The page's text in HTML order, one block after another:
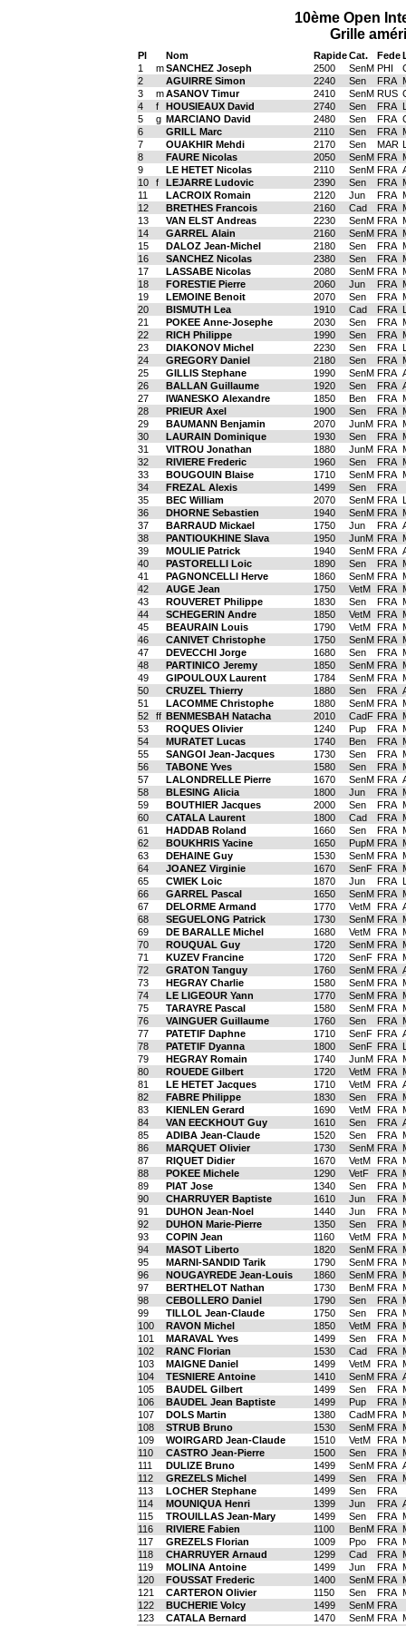
10ème Open
Grille
Pl Nom Rapide Cat. Fede
1
m SANCHEZ Joseph 2500 SenM PHI
2
AGUIRRE Simon 2240 Sen FRA
3
m ASANOV Timur 2410 SenM RUS
4
f HOUSIEAUX David 2740 Sen FRA
5
g MARCIANO David 2480 Sen FRA
6
GRILL Marc 2110 Sen FRA
7
OUAKHIR Mehdi 2170 Sen MAR
8
FAURE Nicolas 2050 SenM FRA
9
LE HETET Nicolas 2110 SenM FRA
10
f LEJARRE Ludovic 2390 Sen FRA
11
LACROIX Romain 2120 Jun FRA
12
BRETHES Francois 2160 Cad FRA
13
VAN ELST Andreas 2230 SenM FRA
14
GARREL Alain 2160 SenM FRA
15
DALOZ Jean-Michel 2180 Sen FRA
16
SANCHEZ Nicolas 2380 Sen FRA
17
LASSABE Nicolas 2080 SenM FRA
18
FORESTIE Pierre 2060 Jun FRA
19
LEMOINE Benoit 2070 Sen FRA
20
BISMUTH Lea 1910 Cad FRA
21
POKEE Anne-Josephe 2030 Sen FRA
22
RICH Philippe 1990 Sen FRA
23
DIAKONOV Michel 2230 Sen FRA
24
GREGORY Daniel 2180 Sen FRA
25
GILLIS Stephane 1990 SenM FRA
26
BALLAN Guillaume 1920 Sen FRA
27
IWANESKO Alexandre 1850 Ben FRA
28
PRIEUR Axel 1900 Sen FRA
29
BAUMANN Benjamin 2070 JunM FRA
30
LAURAIN Dominique 1930 Sen FRA
31
VITROU Jonathan 1880 JunM FRA
32
RIVIERE Frederic 1960 Sen FRA
33
BOUGOUIN Blaise 1710 SenM FRA
34
FREZAL Alexis 1499 Sen
FRA
35
BEC William 2070 SenM FRA
36
DHORNE Sebastien 1940 SenM FRA
37
BARRAUD Mickael 1750 Jun FRA
38
PANTIOUKHINE Slava 1950 JunM FRA
39
MOULIE Patrick 1940 SenM FRA
40
PASTORELLI Loic 1890 Sen FRA
41
PAGNONCELLI Herve 1860 SenM FRA
42
AUGE Jean 1750 VetM FRA
43
ROUVERET Philippe 1830 Sen FRA
44
SCHEGERIN Andre 1850 VetM FRA
45
BEAURAIN Louis 1790 VetM FRA
46
CANIVET Christophe 1750 SenM FRA
47
DEVECCHI Jorge 1680 Sen FRA
48
PARTINICO Jeremy 1850 SenM FRA
49
GIPOULOUX Laurent 1784 SenM FRA
50
CRUZEL Thierry 1880 Sen FRA
51
LACOMME Christophe 1880 SenM FRA
52
ff BENMESBAH Natacha 2010 CadF FRA
53
ROQUES Olivier 1240 Pup FRA
54
MURATET Lucas 1740 Ben FRA
55
SANGOI Jean-Jacques 1730 Sen FRA
56
TABONE Yves 1580 Sen FRA
57
LALONDRELLE Pierre 1670 SenM FRA
58
BLESING Alicia 1800 Jun FRA
59
BOUTHIER Jacques 2000 Sen FRA
60
CATALA Laurent 1800 Cad FRA
61
HADDAB Roland 1660 Sen FRA
62
BOUKHRIS Yacine 1650 PupM FRA
63
DEHAINE Guy 1530 SenM FRA
64
JOANEZ Virginie 1670 SenF FRA
65
CWIEK Loic 1870 Jun FRA
66
GARREL Pascal 1650 SenM FRA
67
DELORME Armand 1770 VetM FRA
68
SEGUELONG Patrick 1730 SenM FRA
69
DE BARALLE Michel 1680 VetM FRA
70
ROUQUAL Guy 1720 SenM FRA
71
KUZEV Francine 1720 SenF FRA
72
GRATON Tanguy 1760 SenM FRA
73
HEGRAY Charlie 1580 SenM FRA
74
LE LIGEOUR Yann 1770 SenM FRA
75
TARAYRE Pascal 1580 SenM FRA
76
VAINGUER Guillaume 1760 Sen FRA
77
PATETIF Daphne 1710 SenF FRA
78
PATETIF Dyanna 1800 SenF FRA
79
HEGRAY Romain 1740 JunM FRA
80
ROUEDE Gilbert 1720 VetM FRA
81
LE HETET Jacques 1710 VetM FRA
82
FABRE Philippe 1830 Sen FRA
83
KIENLEN Gerard 1690 VetM FRA
84
VAN EECKHOUT Guy 1610 Sen FRA
85
ADIBA Jean-Claude 1520 Sen FRA
86
MARQUET Olivier 1730 SenM FRA
87
RIQUET Didier 1670 VetM FRA
88
POKEE Michele 1290 VetF FRA
89
PIAT Jose 1340 Sen FRA
90
CHARRUYER Baptiste 1610 Jun FRA
91
DUHON Jean-Noel 1440 Jun FRA
92
DUHON Marie-Pierre 1350 Sen FRA
93
COPIN Jean 1160 VetM FRA
94
MASOT Liberto 1820 SenM FRA
95
MARNI-SANDID Tarik 1790 SenM FRA
96
NOUGAYREDE Jean-Louis 1860 SenM FRA
97
BERTHELOT Nathan 1730 BenM FRA
98
CEBOLLERO Daniel 1790 Sen FRA
99
TILLOL Jean-Claude 1750 Sen FRA
100
RAVON Michel 1850 VetM FRA
101
MARAVAL Yves 1499 Sen FRA
102
RANC Florian 1530 Cad FRA
103
MAIGNE Daniel 1499 VetM FRA
104
TESNIERE Antoine 1410 SenM FRA
105
BAUDEL Gilbert 1499 Sen FRA
106
BAUDEL Jean Baptiste 1499 Pup FRA
107
DOLS Martin 1380 CadM FRA
108
STRUB Bruno 1530 SenM FRA
109
WOIRGARD Jean-Claude 1510 VetM FRA
110
CASTRO Jean-Pierre 1500 Sen FRA
111
DULIZE Bruno 1499 SenM FRA
112
GREZELS Michel 1499 Sen FRA
113
LOCHER Stephane 1499 Sen
FRA
114
MOUNIQUA Henri 1399 Jun FRA
115
TROUILLAS Jean-Mary 1499 Sen FRA
116
RIVIERE Fabien 1100 BenM FRA
117
GREZELS Florian 1009 Ppo FRA
118
CHARRUYER Arnaud 1299 Cad FRA
119
MOLINA Antoine 1499 Jun FRA
120
FOUSSAT Frederic 1400 SenM FRA
121
CARTERON Olivier 1150 Sen FRA
122
BUCHERIE Volcy 1499 SenM FRA
123
CATALA Bernard 1470 SenM FRA